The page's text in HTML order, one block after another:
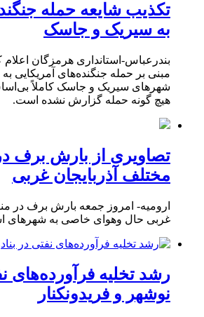
تکذیب شایعه حمله
به سیریک و جاسک
بندرعباس-استانداری هرمزگان
مبنی بر حمله جنگنده‌های آمریکایی
شهرهای سیریک و جاسک کاملاً
هیچ گونه حمله گزارش نشده است.
تصاویری از بارش برف
مختلف آذربایجان غربی
ارومیه- امروز جمعه بارش برف در
غربی حال وهوای خاصی به شهرهای
رشد تخلیه فرآورده‌های
نوشهر و فریدونکنار